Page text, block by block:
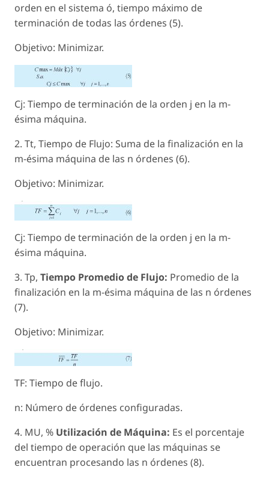
orden en el sistema ó, tiempo máximo de
terminación de todas las órdenes (5).
Objetivo: Minimizar.
Cj: Tiempo de terminación de la orden j en la m-
ésima máquina.
2. Tt, Tiempo de Flujo: Suma de la finalización en la
m-ésima máquina de las n órdenes (6).
Objetivo: Minimizar.
Cj: Tiempo de terminación de la orden j en la m-
ésima máquina.
3. Tp, Tiempo Promedio de Flujo: Promedio de la
finalización en la m-ésima máquina de las n órdenes
(7).
Objetivo: Minimizar.
TF: Tiempo de flujo.
n: Número de órdenes configuradas.
4. MU, % Utilización de Máquina: Es el porcentaje
del tiempo de operación que las máquinas se
encuentran procesando las n órdenes (8).